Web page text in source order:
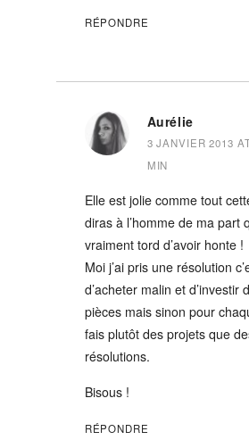
RÉPONDRE
Aurélie
3 JANVIER 2013
MIN
Elle est jolie comme tout
diras à l’homme de ma part
vraiment tord d’avoir honte !
Moi j’ai pris une résolution
d’acheter malin et d’investir
pièces mais sinon pour
fais plutôt des projets que
résolutions.
Bisous !
RÉPONDRE